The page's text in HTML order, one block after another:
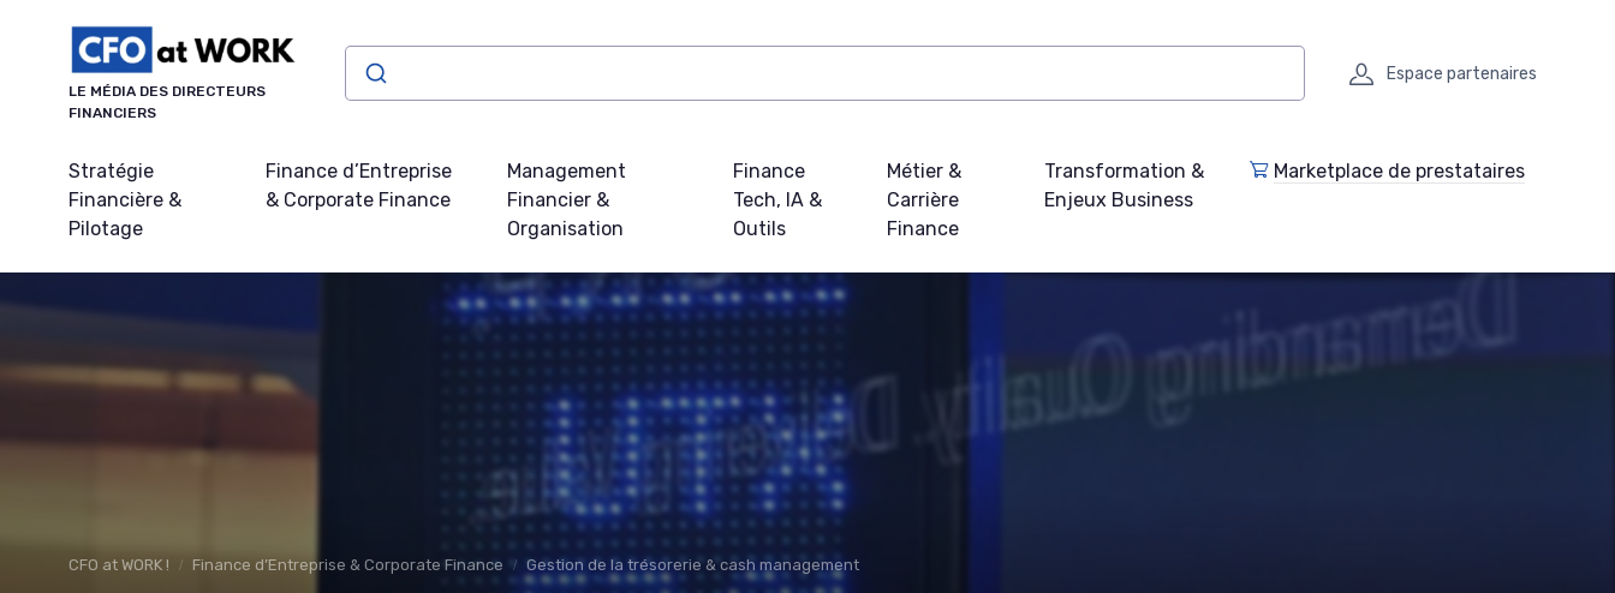
LE MÉDIA DES DIRECTEURS
FINANCIERS
Espace partenaires
Stratégie
Financière &
Pilotage
Finance d’Entreprise
& Corporate Finance
Management
Financier &
Organisation
Finance
Tech, IA &
Outils
Métier &
Carrière
Finance
Transformation &
Enjeux Business
Marketplace de prestataires
CFO at WORK ! Finance d’Entreprise & Corporate Finance Gestion de la trésorerie & cash management